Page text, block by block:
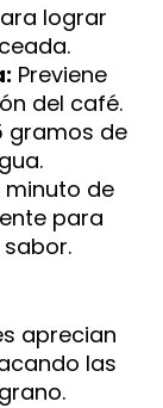
lograr
Previene
del café.
gramos de
minuto de
para
aprecian
las